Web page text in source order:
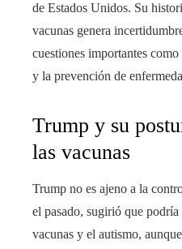
de Estados Unidos. Su
vacunas genera
cuestiones importantes
y la prevención de
Trump y su
las vacunas
Trump no es ajeno a la
el pasado, sugirió que
vacunas y el autismo,